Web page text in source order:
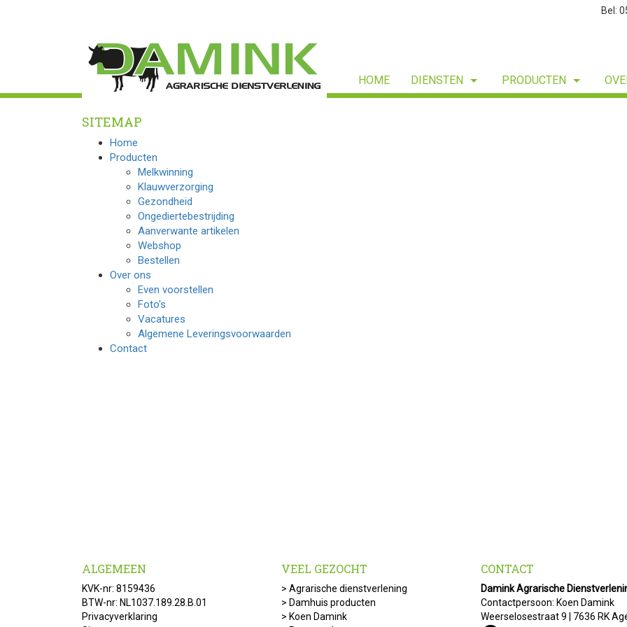
Bel:
HOME DIENSTEN PRODUCTEN
SITEMAP
Home
Producten
Melkwinning
Klauwverzorging
Gezondheid
Ongediertebestrijding
Aanverwante artikelen
Webshop
Bestellen
Over ons
Even voorstellen
Foto's
Vacatures
Algemene Leveringsvoorwaarden
Contact
ALGEMEEN
KVK-nr: 8159436
BTW-nr: NL1037.189.28.B.01
Privacyverklaring
VEEL GEZOCHT
> Agrarische dienstverlening
> Damhuis producten
> Koen Damink
CONTACT
Damink Agrarische
Contactpersoon: Koen Damink
Weerselosestraat 9 | 7636 RK